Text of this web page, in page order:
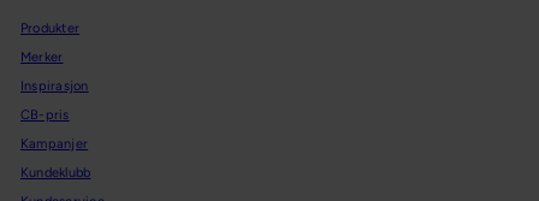
Produkter
Merker
Inspirasjon
CB-pris
Kampanjer
Kundeklubb